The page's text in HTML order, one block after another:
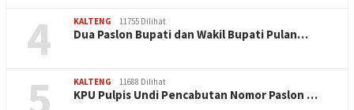
4 KALTENG 11755 Dilihat
Dua Paslon Bupati dan Wakil Bupati Pulan…
KALTENG 11688 Dilihat
KPU Pulpis Undi Pencabutan Nomor Paslon …